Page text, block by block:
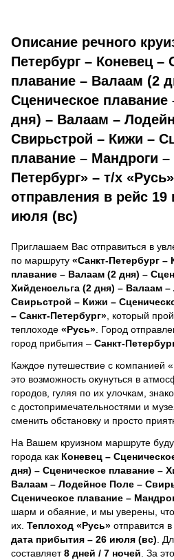
Описание речного
Петербург – Коневец –
плавание – Валаам (2
Сценическое плавание
дня) – Валаам –
Свирьстрой – Кижи –
плавание – Мандроги –
Петербург» – т/х
отправления в рейс
июля (вс)
Приглашаем Вас отправиться в
по маршруту «Санкт-Петербург –
плавание – Валаам (2 дня) –
Хийденсельга (2 дня) – Валаам
Свирьстрой – Кижи –
– Санкт-Петербург» , который
теплоходе «Русь» . Город
город прибытия – Санкт-
Каждое путешествие с компанией
это возможность окунуться в
городов, гуляя по их улочкам,
с достопримечательностями и
сменить обстановку и просто
На Вашем круизном маршруте
города как Коневец –
дня) – Сценическое плавание –
Валаам – Лодейное Поле –
Сценическое плавание –
шарм и обаяние, и мы уверены, что
их. Теплоход «Русь» отправится
дата прибытия – 26 июля (вс) .
составляет8 дней / 7 ночей За